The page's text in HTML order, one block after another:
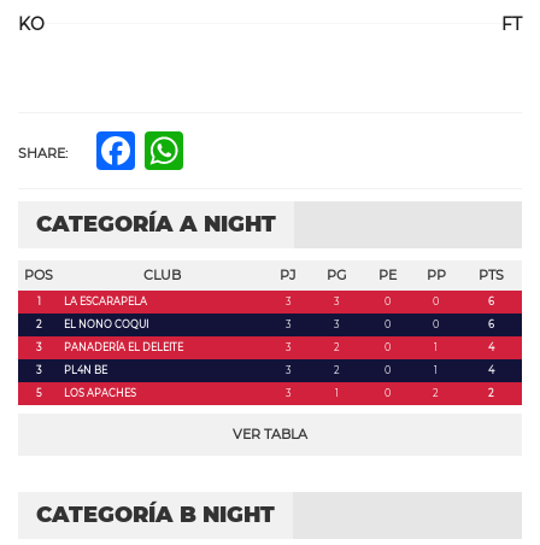
KO FT
SHARE: Facebook
CATEGORÍA A NIGHT
POS CLUB PJ PG PE PP PTS
1 LA ESCARAPELA 3 3 0 0
6
2
EL NONO COQUI 3 3 0 0
6
3
PANADERÍA EL DELEITE 3 2 0 1
4
3
PL4N BE 3 2 0 1
4
5
LOS APACHES 3 1 0 2 2
VER TABLA
CATEGORÍA B NIGHT